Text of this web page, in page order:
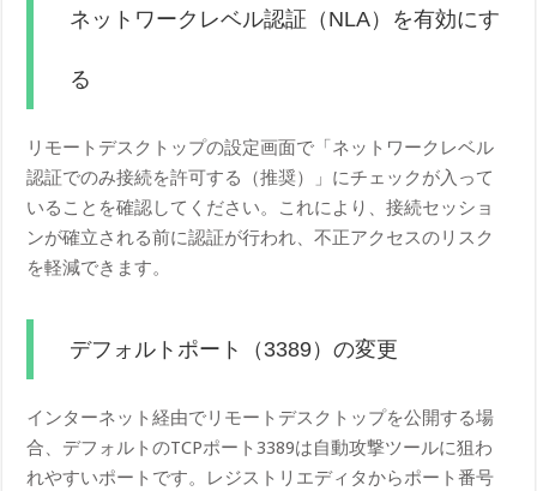
ネットワークレベル認証（NLA）を有効にす
る
リモートデスクトップの設定画面で「ネットワークレベル
認証でのみ接続を許可する（推奨）」にチェックが入って
いることを確認してください。これにより、接続セッショ
ンが確立される前に認証が行われ、不正アクセスのリスク
を軽減できます。
デフォルトポート（3389）の変更
インターネット経由でリモートデスクトップを公開する場
合、デフォルトのTCPポート3389は自動攻撃ツールに狙わ
れやすいポートです。レジストリエディタからポート番号